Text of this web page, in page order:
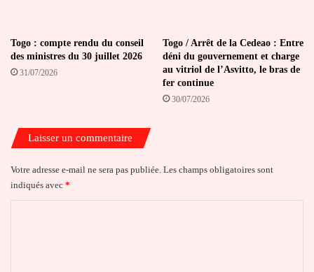
Togo : compte rendu du conseil
des ministres du 30 juillet 2026
31/07/2026
Togo / Arrêt de la Cedeao : Entre
déni du gouvernement et charge
au vitriol de l’Asvitto, le bras de
fer continue
30/07/2026
Laisser un commentaire
Votre adresse e-mail ne sera pas publiée. Les champs obligatoires sont
indiqués avec *